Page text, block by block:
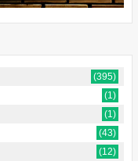
(395)
(1)
(1)
(43)
(12)